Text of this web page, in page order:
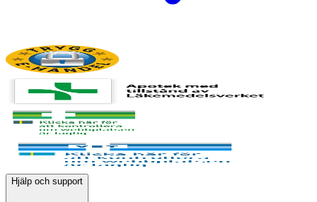
Hjälp och support